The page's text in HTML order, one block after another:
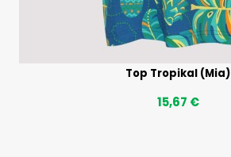
Top Tropikal (Mia)
15,67 €